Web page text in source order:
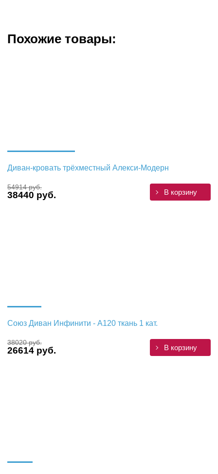
Похожие товары:
Диван-кровать трёхместный Алекси-Модерн
54914 руб.
38440 руб. В корзину
Союз Диван Инфинити - А120 ткань 1 кат.
38020 руб.
26614 руб. В корзину